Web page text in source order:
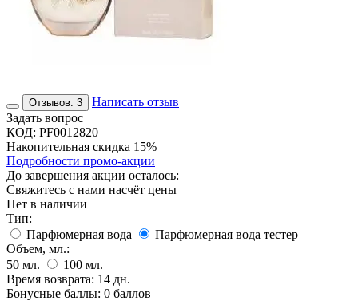
Отзывов: 3
Написать отзыв
Задать вопрос
КОД: PF0012820
Накопительная скидка 15%
Подробности промо-акции
До завершения акции осталось:
Свяжитесь с нами насчёт цены
Нет в наличии
Тип:
Парфюмерная вода
Парфюмерная вода тестер
Объем, мл.:
50 мл. 100 мл.
Время возврата: 14 дн.
Бонусные баллы: 0 баллов